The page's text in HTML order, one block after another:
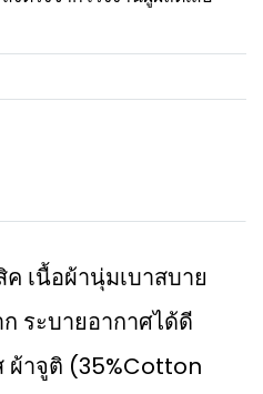
เนื้อผ้านุ่มเบาสบาย
ระบายอากาศได้ดี
ผ้าจูติ (35%Cotton